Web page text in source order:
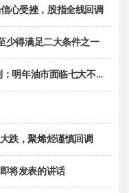
心受挫，股指全线回调
少得满足二大条件之一
年油市面临七大不确定性
跌，聚烯烃谨慎回调
将发表的讲话